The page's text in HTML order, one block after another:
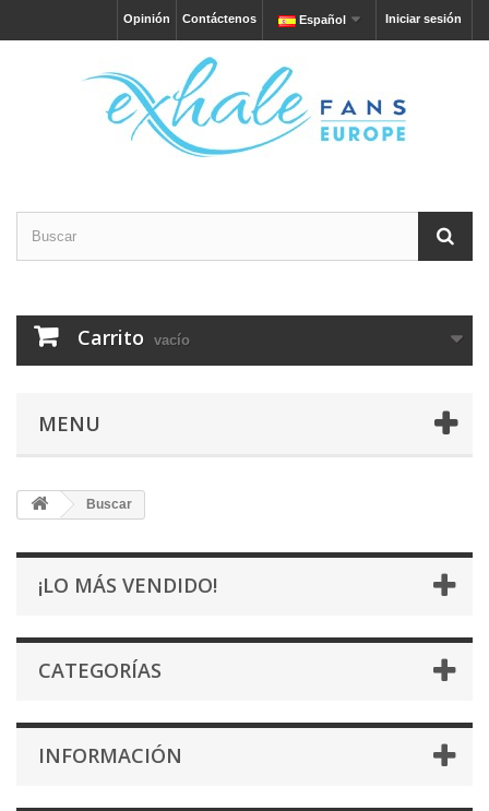
Iniciar sesión
Español
Contáctenos
Opinión
Carrito vacío
MENU
Buscar
¡LO MÁS VENDIDO!
CATEGORÍAS
INFORMACIÓN